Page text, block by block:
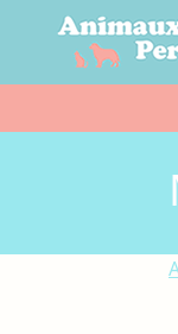
Cookies